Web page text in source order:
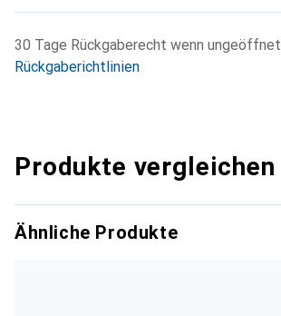
30 Tage Rückgaberecht wenn ungeöffnet
Rückgaberichtlinien
Produkte vergleichen
Ähnliche Produkte